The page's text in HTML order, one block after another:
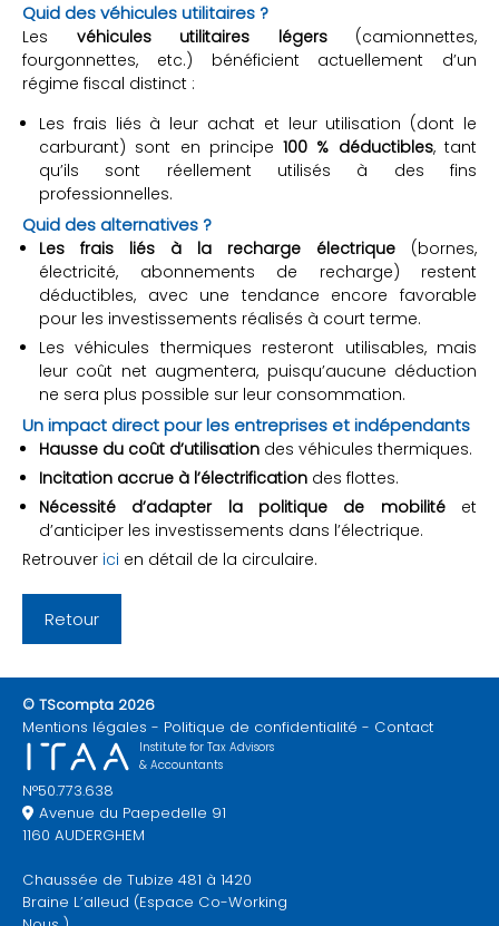
Quid des véhicules utilitaires ?
Les véhicules utilitaires légers(camionnettes,
fourgonnettes, etc.) bénéficient actuellement d’un
régime fiscal distinct :
Les frais liés à leur achat et leur utilisation (dont le
carburant) sont en principe100 % déductibles, tant
qu’ils sont réellement utilisés à des fins
professionnelles.
Quid des alternatives ?
Les frais liés à la recharge électrique (bornes,
électricité, abonnements de recharge) restent
déductibles, avec une tendance encore favorable
pour les investissements réalisés à court terme.
Les véhicules thermiques resteront utilisables, mais
leur coût net augmentera, puisqu’aucune déduction
ne sera plus possible sur leur consommation.
Un impact direct pour les entreprises et indépendants
Hausse du coût d’utilisation des véhicules thermiques.
Incitation accrue à l’électrification des flottes.
Nécessité d’adapter la politique de mobilitéet
d’anticiper les investissements dans l’électrique.
Retrouver ici en détail de la circulaire.
Retour
© TScompta 2026
Mentions légales
Politique de confidentialité Contact
Institute for Tax Advisors
& Accountants
N°50.773.638
Avenue du Paepedelle 91
1160 AUDERGHEM
Chaussée de Tubize 481 à 1420
Braine L’alleud (Espace Co-Working